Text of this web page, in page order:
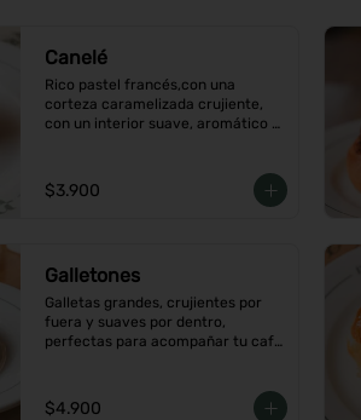
Canelé
Rico pastel francés,con una
corteza caramelizada crujiente,
con un interior suave, aromático
$3.900
Galletones
Galletas grandes, crujientes por
fuera y suaves por dentro,
perfectas para acompañar tu café
$4.900